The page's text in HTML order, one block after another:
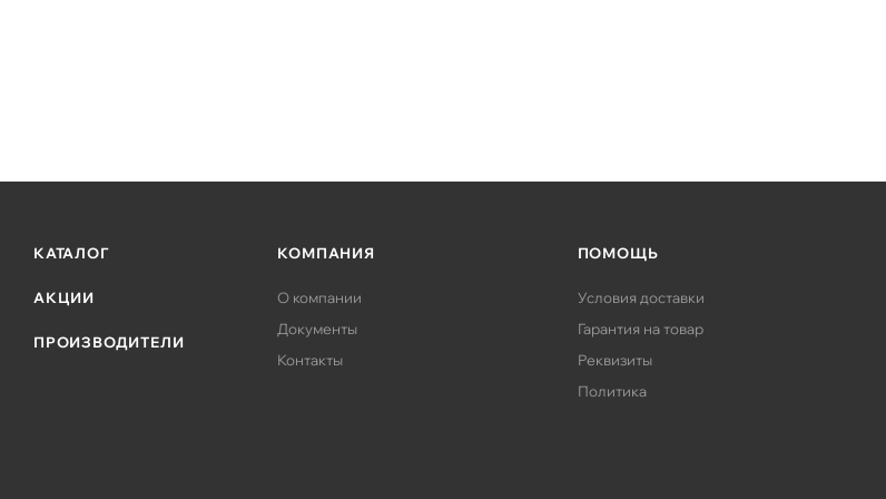
КАТАЛОГ
АКЦИИ
ПРОИЗВОДИТЕЛИ
КОМПАНИЯ
О компании
Документы
Контакты
ПОМОЩЬ
Условия доставки
Гарантия на товар
Реквизиты
Политика